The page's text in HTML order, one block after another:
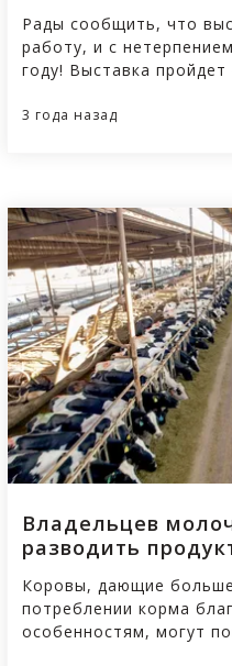
Рады сообщить, что
работу, и с
году! Выставка
3 года назад
Владельцев
разводить
сокращению
Коровы, дающие
потреблении корма
особенностям, могут